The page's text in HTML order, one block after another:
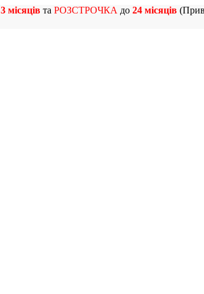
3 місяцівта РОЗСТРОЧКА до 24 місяців